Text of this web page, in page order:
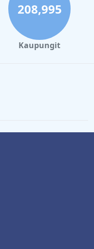
208,995
Kaupungit